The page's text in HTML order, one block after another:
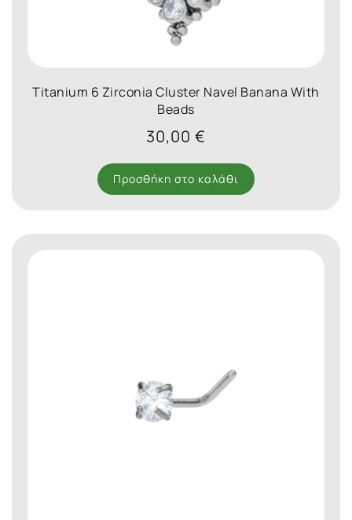
Titanium 6 Zirconia Cluster Navel Banana With
Beads
30,00 €
Προσθήκη στο καλάθι